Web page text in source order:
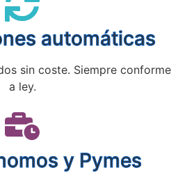
automáticas
sin coste. Siempre conforme
a ley.
y Pymes